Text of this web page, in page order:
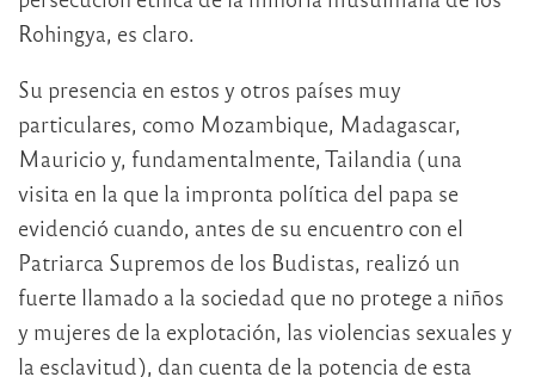
Rohingya, es claro.
Su presencia en estos y otros países muy
particulares, como Mozambique, Madagascar,
Mauricio y, fundamentalmente, Tailandia (una
visita en la que la impronta política del papa se
evidenció cuando, antes de su encuentro con el
Patriarca Supremos de los Budistas, realizó un
fuerte llamado a la sociedad que no protege a niños
y mujeres de la explotación, las violencias sexuales y
la esclavitud), dan cuenta de la potencia de esta